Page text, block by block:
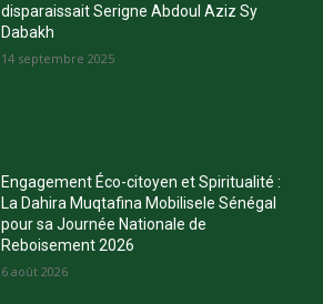
disparaissait Serigne Abdoul Aziz Sy
Dabakh
14 septembre 2025
Engagement Éco-citoyen et Spiritualité :
La Dahira Muqtafina Mobilisele Sénégal
pour sa Journée Nationale de
Reboisement 2026
6 août 2026